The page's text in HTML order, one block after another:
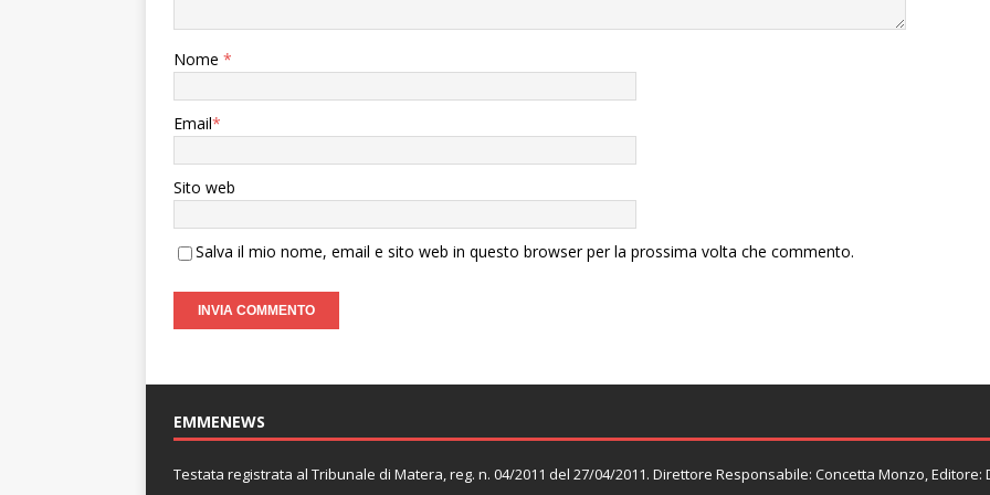
Nome *
Email*
Sito web
Salva il mio nome, email e sito web in questo browser per la prossima volta che commento.
EMMENEWS
Testata registrata al Tribunale di Matera, reg. n. 04/2011 del 27/04/2011. Direttore Responsabile: Concetta Monzo, Editore: